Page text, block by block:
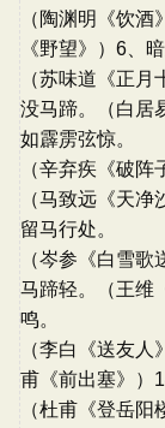
（陶渊明《饮
《野望》）6、
（苏味道《正
没马蹄。（白居
如霹雳弦惊。
（辛弃疾《破阵
（马致远《天
留马行处。
（岑参《白雪
马蹄轻。（王维
鸣。
（李白《送友
甫《前出塞》）
（杜甫《登岳